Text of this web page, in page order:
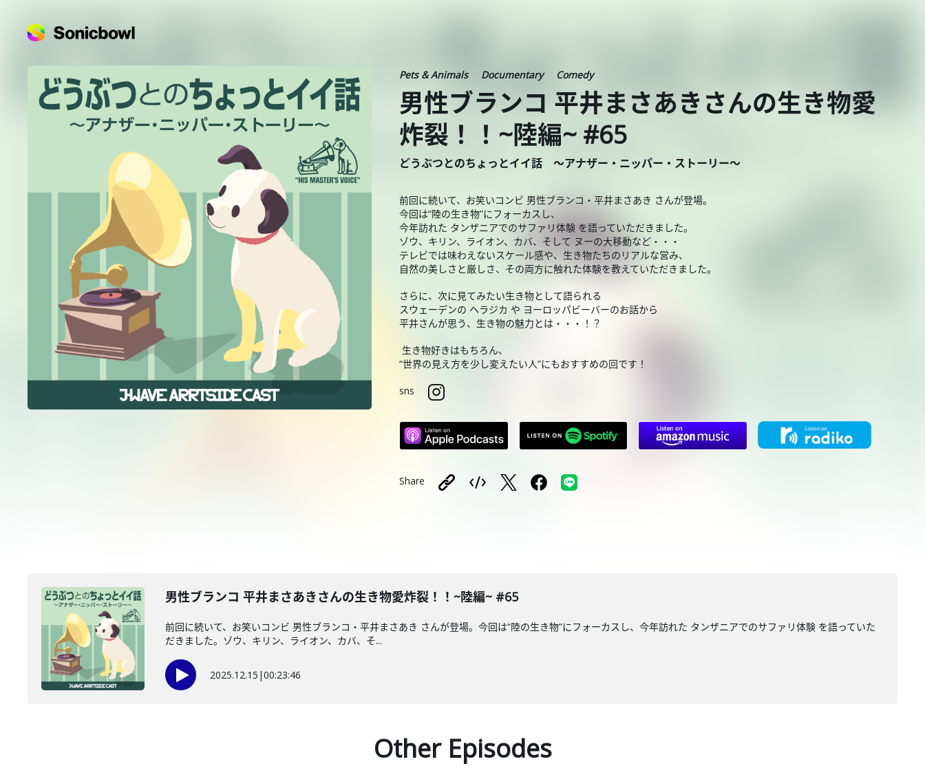
Pets & Animals Documentary Comedy
男性ブランコ 平井まさあきさんの生き物愛
炸裂！！~陸編~ #65
どうぶつとのちょっとイイ話 ～アナザー・ニッパー・ストーリー～
前回に続いて、お笑いコンビ 男性ブランコ・平井まさあき さんが登場。
今回は“陸の生き物”にフォーカスし、
今年訪れた タンザニアでのサファリ体験 を語っていただきました。
ゾウ、キリン、ライオン、カバ、そして ヌーの大移動など・・・
テレビでは味わえないスケール感や、生き物たちのリアルな営み、
自然の美しさと厳しさ、その両方に触れた体験を教えていただきました。
さらに、次に見てみたい生き物として語られる
スウェーデンの ヘラジカ や ヨーロッパビーバーのお話から
平井さんが思う、生き物の魅力とは・・・！？
生き物好きはもちろん、
“世界の見え方を少し変えたい人”にもおすすめの回です！
sns
Share
男性ブランコ 平井まさあきさんの生き物愛炸裂！！~陸編~ #65
前回に続いて、お笑いコンビ 男性ブランコ・平井まさあき さんが登場。今回は“陸の生き物”にフォーカスし、今年訪れた タンザニアでのサファリ体験 を語っていた
だきました。ゾウ、キリン、ライオン、カバ、そ...
2025.12.15 |00:23:46
Other Episodes